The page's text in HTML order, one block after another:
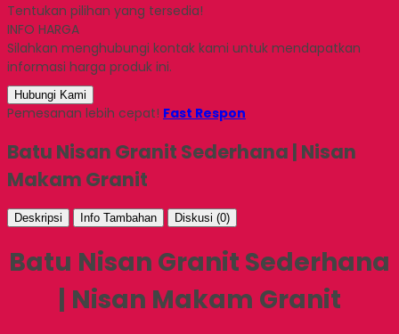
Tentukan pilihan yang tersedia!
INFO HARGA
Silahkan menghubungi kontak kami untuk mendapatkan
informasi harga produk ini.
Hubungi Kami
Pemesanan lebih cepat! Fast Respon
Batu Nisan Granit Sederhana | Nisan
Makam Granit
Deskripsi Info Tambahan Diskusi (0)
Batu Nisan Granit Sederhana
| Nisan Makam Granit